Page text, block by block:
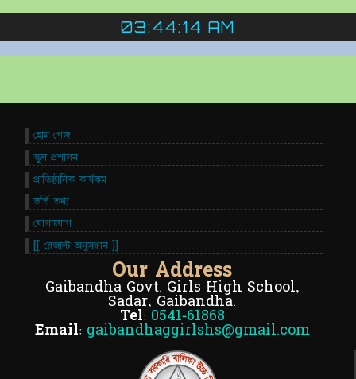
03:44:15 AM
Our Address
Gaibandha Govt. Girls High School,
Sadar, Gaibandha.
Tel: 0541-61868
Email: gaibandhaggirlshs@gmail.com
হোম পেজ
স্কুল প্রশাসন
প্রাতিষ্ঠানিক কার্যকম
ভর্তি তথ্য
যোগাযোগ
[[ রেজাল্ট অনুসন্ধান ]]